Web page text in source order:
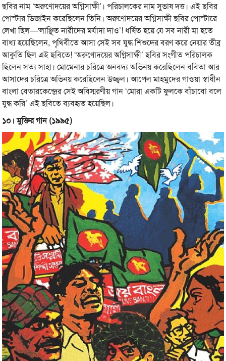
ছবির নাম ‘অরুণোদয়ের অগ্নিসাক্ষী’। পরিচালকের নাম সুভাষ দত্ত। এই ছবির
পোস্টার ডিজাইন করেছিলেন তিনি। অরুণোদয়ের অগ্নিসাক্ষী ছবির পোস্টারে
লেখা ছিল—'লাঞ্ছিত নারীদের মর্যাদা দাও’! ধর্ষিত হয়ে যে সব নারী মা হতে
বাধ্য হয়েছিলেন, পৃথিবীতে আসা সেই সব যুদ্ধ শিশুদের বরণ করে নেয়ার তীব্র
আকুতি ছিল এই ছবিতে! ‘অরুণোদয়ের অগ্নিসাক্ষী’ ছবির সংগীত পরিচালক
ছিলেন সত্য সাহা। মোমেনার চরিত্রে অনবদ্য অভিনয় করেছিলেন ববিতা আর
আসাদের চরিত্রে অভিনয় করেছিলেন উজ্জ্বল। আপেল মাহমুদের গাওয়া স্বাধীন
বাংলা বেতারকেন্দ্রের সেই অবিস্মরণীয় গান ‘মোরা একটি ফুলকে বাঁচাবো বলে
যুদ্ধ করি’ এই ছবিতে ব্যবহৃত হয়েছিল।
১০। মুক্তির গান (১৯৯৫)